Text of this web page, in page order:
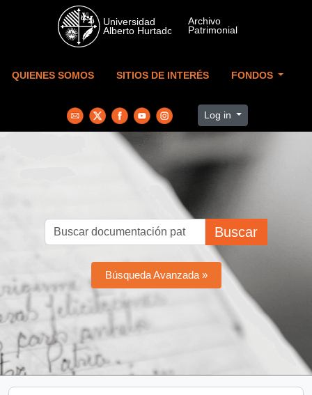
Skip to main content
QUIENES SOMOS SITIOS DE INTERÉS FONDOS
Log in
Buscar
Búsqueda Avanzada »